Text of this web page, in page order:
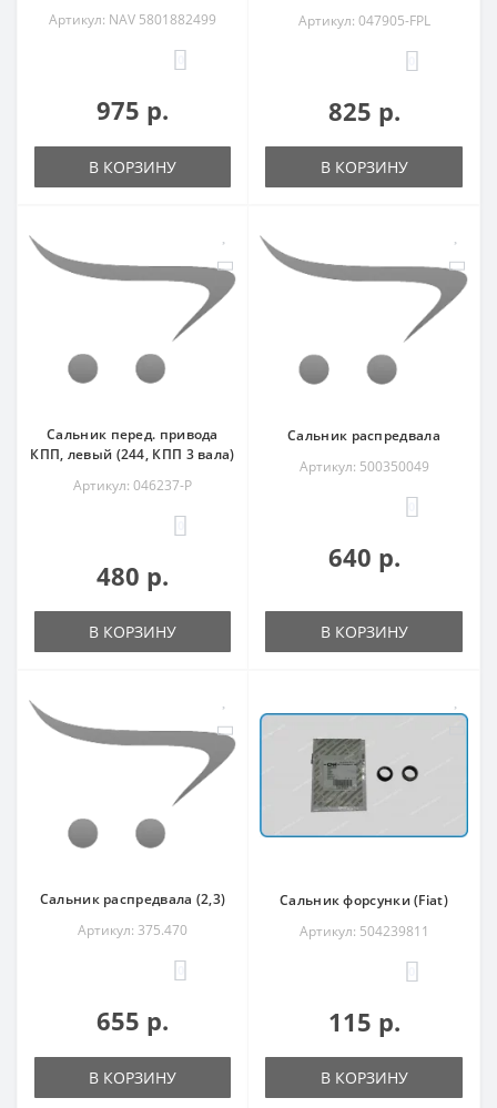
Артикул: NAV 5801882499
975 р.
В КОРЗИНУ
Артикул: 047905-FPL
825 р.
В КОРЗИНУ
Сальник перед. привода
КПП, левый (244, КПП 3 вала)
Артикул: 046237-P
480 р.
В КОРЗИНУ
Сальник распредвала
Артикул: 500350049
640 р.
В КОРЗИНУ
Сальник распредвала (2,3)
Артикул: 375.470
655 р.
В КОРЗИНУ
Сальник форсунки (Fiat)
Артикул: 504239811
115 р.
В КОРЗИНУ